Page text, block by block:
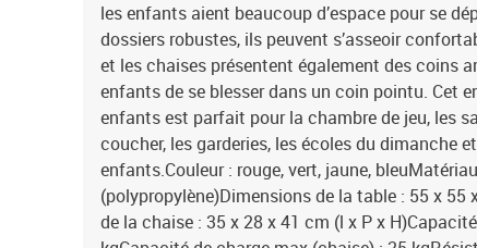
les enfants aient beaucoup d’espace pour se
dossiers robustes, ils peuvent s’asseoir
et les chaises présentent également des coins
enfants de se blesser dans un coin pointu. Cet
enfants est parfait pour la chambre de jeu, les
coucher, les garderies, les écoles du dimanche
enfants.Couleur : rouge, vert, jaune,
(polypropylène)Dimensions de la table : 55 x 55
de la chaise : 35 x 28 x 41 cm (l x P x